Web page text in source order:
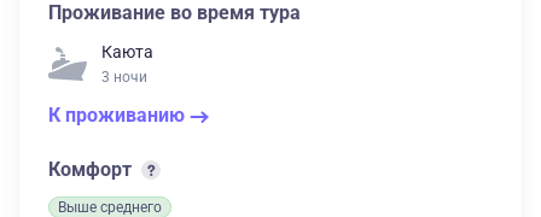
Проживание во время тура
Каюта
3 ночи
К проживанию
Комфорт
Выше среднего